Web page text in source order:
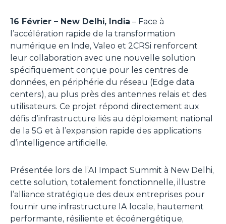
16 Février – New Delhi, India – Face à
l’accélération rapide de la transformation
numérique en Inde, Valeo et 2CRSi renforcent
leur collaboration avec une nouvelle solution
spécifiquement conçue pour les centres de
données, en périphérie du réseau (Edge data
centers), au plus près des antennes relais et des
utilisateurs. Ce projet répond directement aux
défis d’infrastructure liés au déploiement national
de la 5G et à l’expansion rapide des applications
d’intelligence artificielle.
Présentée lors de l’AI Impact Summit à New Delhi,
cette solution, totalement fonctionnelle, illustre
l’alliance stratégique des deux entreprises pour
fournir une infrastructure IA locale, hautement
performante, résiliente et écoénergétique,